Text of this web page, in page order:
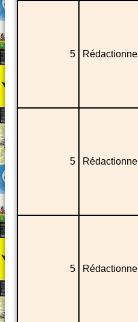
5 Rédactionnel
5 Rédactionnel
5 Rédactionnel